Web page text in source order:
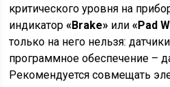
критического уровня на
индикатор«Brake» или«Pad
только на него нельзя:
программное обеспечение –
Рекомендуется совмещать